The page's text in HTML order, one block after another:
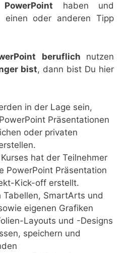
haben und
einen oder anderen Tipp
beruflich nutzen
bist, dann bist Du hier
in der Lage sein,
Präsentationen
oder privaten
hat der Teilnehmer
PowerPoint Präsentation
Kick-off erstellt.
Tabellen, SmartArts und
eigenen Grafiken
Layouts und -Designs
speichern und